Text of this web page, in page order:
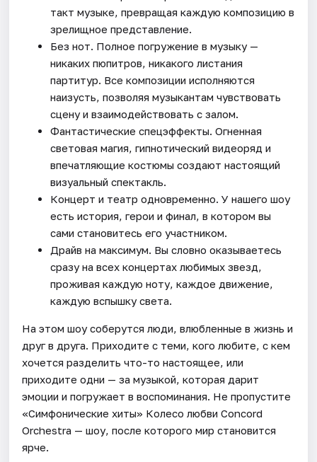
такт музыке, превращая каждую композицию в
зрелищное представление.
Без нот. Полное погружение в музыку —
никаких пюпитров, никакого листания
партитур. Все композиции исполняются
наизусть, позволяя музыкантам чувствовать
сцену и взаимодействовать с залом.
Фантастические спецэффекты. Огненная
световая магия, гипнотический видеоряд и
впечатляющие костюмы создают настоящий
визуальный спектакль.
Концерт и театр одновременно. У нашего шоу
есть история, герои и финал, в котором вы
сами становитесь его участником.
Драйв на максимум. Вы словно оказываетесь
сразу на всех концертах любимых звезд,
проживая каждую ноту, каждое движение,
каждую вспышку света.
На этом шоу соберутся люди, влюбленные в жизнь и
друг в друга. Приходите с теми, кого любите, с кем
хочется разделить что-то настоящее, или
приходите одни — за музыкой, которая дарит
эмоции и погружает в воспоминания. Не пропустите
«Симфонические хиты» Колесо любви Concord
Orchestra — шоу, после которого мир становится
ярче.